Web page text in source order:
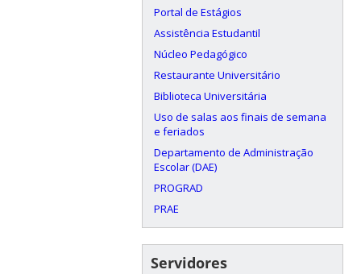
Portal de Estágios
Assistência Estudantil
Núcleo Pedagógico
Restaurante Universitário
Biblioteca Universitária
Uso de salas aos finais de semana
e feriados
Departamento de Administração
Escolar (DAE)
PROGRAD
PRAE
Servidores